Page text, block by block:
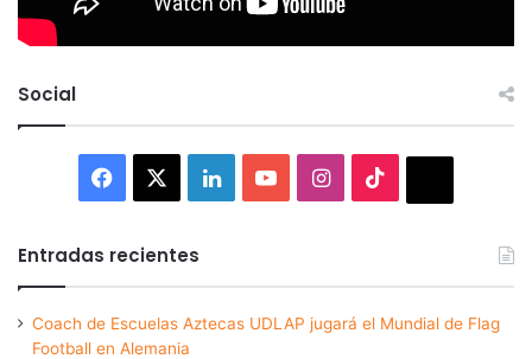
Social
Facebook LinkedInYouTubeInstagram
Entradas recientes
Coach de Escuelas Aztecas UDLAP jugará el Mundial de Flag
Football en Alemania